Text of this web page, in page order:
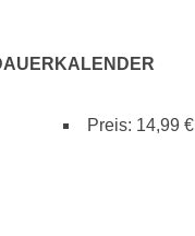
Preis: 14,99 €